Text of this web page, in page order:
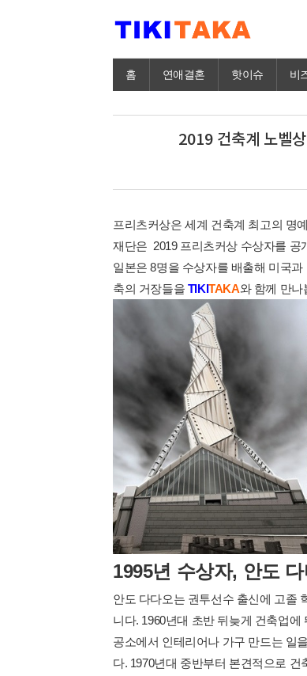
홈 연애결혼 핫이슈 비
2019 건축계 노벨
프리츠커상은 세계 건축계 최고의 명
재단은 2019 프리츠커상 수상자를 공
일본은 8명을 수상자를 배출해 미국
축의 거장들을 TIKITAKA와 함께 만나
1995년 수상자, 안도
안도 다다오는 권투선수 출신에 고졸
니다. 1960년대 초반 뒤늦게 건축업
공소에서 인테리어나 가구 만드는 일
다. 1970년대 중반부터 본견적으로